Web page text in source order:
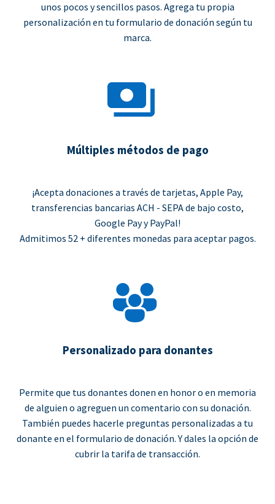
unos pocos y sencillos pasos. Agrega tu propia
personalización en tu formulario de donación según tu
marca.
Múltiples métodos de pago
¡Acepta donaciones a través de tarjetas, Apple Pay,
transferencias bancarias ACH - SEPA de bajo costo,
Google Pay y PayPal!
Admitimos 52 + diferentes monedas para aceptar pagos.
Personalizado para donantes
Permite que tus donantes donen en honor o en memoria
de alguien o agreguen un comentario con su donación.
También puedes hacerle preguntas personalizadas a tu
donante en el formulario de donación. Y dales la opción de
cubrir la tarifa de transacción.